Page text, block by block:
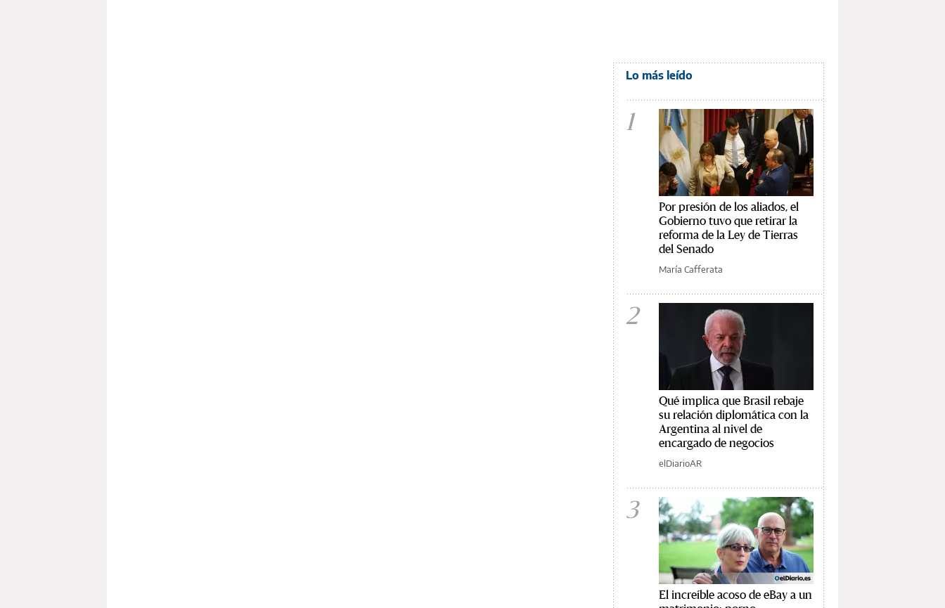
Lo más leído
1
Por presión de los aliados, el
Gobierno tuvo que retirar la
reforma de la Ley de Tierras
del Senado
María Cafferata
2
Qué implica que Brasil rebaje
su relación diplomática con la
Argentina al nivel de
encargado de negocios
elDiarioAR
3
El increíble acoso de eBay a un